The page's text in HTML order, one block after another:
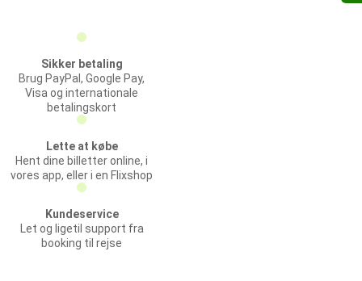
Sikker betaling
Brug PayPal, Google Pay,
Visa og internationale
betalingskort
Lette at købe
Hent dine billetter online, i
vores app, eller i en Flixshop
Kundeservice
Let og ligetil support fra
booking til rejse